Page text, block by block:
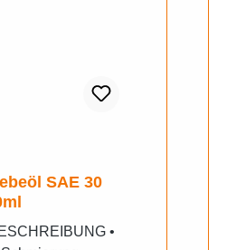
SAE 30
•